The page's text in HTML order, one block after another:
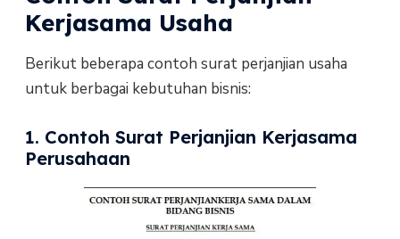
Kerjasama Usaha
Berikut beberapa contoh surat perjanjian usaha
untuk berbagai kebutuhan bisnis:
1. Contoh Surat Perjanjian Kerjasama
Perusahaan